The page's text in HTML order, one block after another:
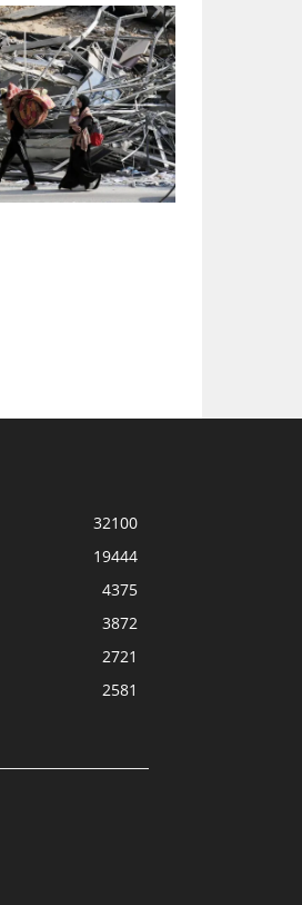
32100
19444
4375
3872
2721
2581